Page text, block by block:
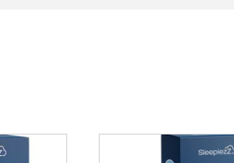
ClimaComfort
Kuperus